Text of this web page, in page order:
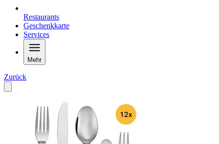
Restaurants
Geschenkkarte
Services
Mehr
Zurück